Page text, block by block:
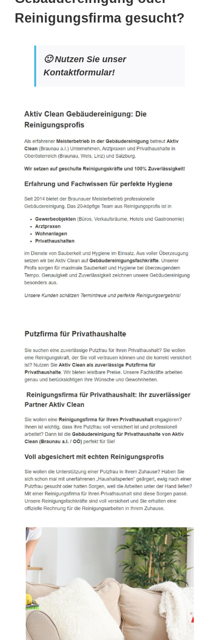
Reinigungsfirma gesucht?
🙂 Nutzen Sie unser
Kontaktformular!